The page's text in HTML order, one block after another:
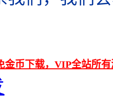
金币下载，VIP全站所